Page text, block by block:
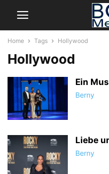
Home Tags Hollywood
Hollywood
Ein
Berny
Liebe
Berny